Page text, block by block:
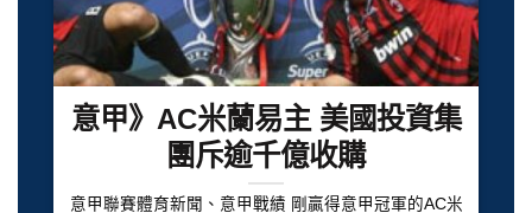
意甲》AC米蘭易主 美國投資集
團斥逾千億收購
意甲聯賽體育新聞、意甲戰績 剛贏得意甲冠軍的AC米